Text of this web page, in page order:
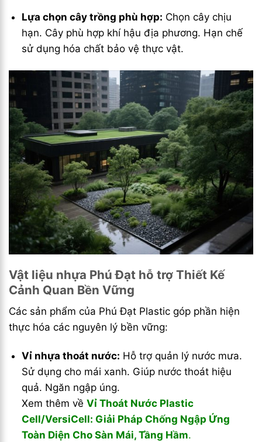
Lựa chọn cây trồng phù hợp: Chọn cây chịu
hạn. Cây phù hợp khí hậu địa phương. Hạn chế
sử dụng hóa chất bảo vệ thực vật.
Vật liệu nhựa Phú Đạt hỗ trợ Thiết Kế
Cảnh Quan Bền Vững
Các sản phẩm của Phú Đạt Plastic góp phần hiện
thực hóa các nguyên lý bền vững:
Vỉ nhựa thoát nước: Hỗ trợ quản lý nước mưa.
Sử dụng cho mái xanh. Giúp nước thoát hiệu
quả. Ngăn ngập úng.
Xem thêm vềVỉ Thoát Nước Plastic
Cell/VersiCell: Giải Pháp Chống Ngập Ứng
Toàn Diện Cho Sàn Mái, Tầng Hầm.